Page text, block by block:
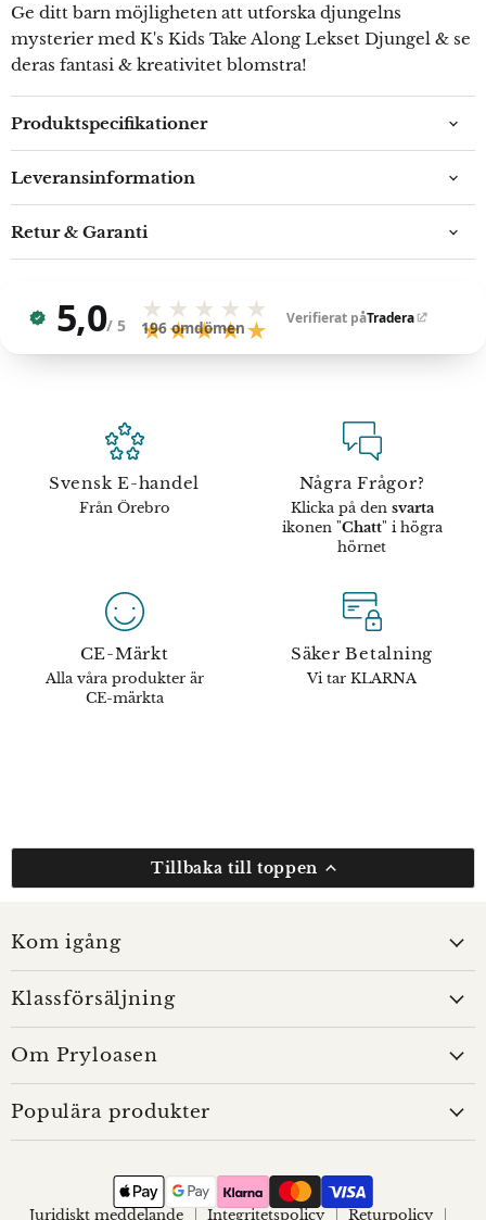
Ge ditt barn möjligheten att utforska djungelns
mysterier med K's Kids Take Along Lekset Djungel & se
deras fantasi & kreativitet blomstra!
Produktspecifikationer
Leveransinformation
Retur & Garanti
5,0/ 5
★★★★★
★★★★★
196omdömen
Verifierat påTradera
Svensk E-handel
Från Örebro
Några Frågor?
Klicka på den svarta
ikonen "Chatt" i högra
hörnet
CE-Märkt
Alla våra produkter är
CE-märkta
Säker Betalning
Vi tar KLARNA
Tillbaka till toppen
Kom igång
Klassförsäljning
Om Pryloasen
Populära produkter
Juridiskt meddelande Integritetspolicy Returpolicy